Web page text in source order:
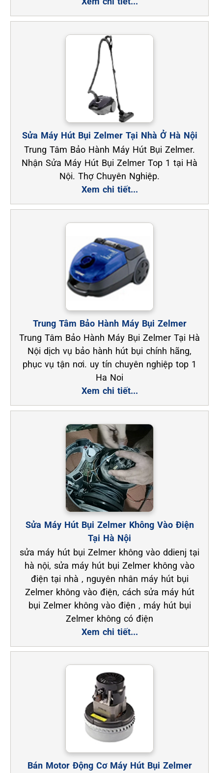
Sửa Máy Hút Bụi Zelmer Tại Nhà Ở Hà Nội
Trung Tâm Bảo Hành Máy Hút Bụi Zelmer.
Nhận Sửa Máy Hút Bụi Zelmer Top 1 tại Hà
Nội. Thợ Chuyên Nghiệp.
Xem chi tiết...
Trung Tâm Bảo Hành Máy Bụi Zelmer
Trung Tâm Bảo Hành Máy Bụi Zelmer Tại Hà
Nội dịch vụ bảo hành hút bụi chính hãng,
phục vụ tận nơi. uy tín chuyên nghiệp top 1
Ha Noi
Xem chi tiết...
Sửa Máy Hút Bụi Zelmer Không Vào Điện
Tại Hà Nội
sửa máy hút bụi Zelmer không vào ddienj tại
hà nội, sửa máy hút bụi Zelmer không vào
điện tại nhà , nguyên nhân máy hút bụi
Zelmer không vào điện, cách sửa máy hút
bụi Zelmer không vào điện , máy hút bụi
Zelmer không có điện
Xem chi tiết...
Bán Motor Động Cơ Máy Hút Bụi Zelmer